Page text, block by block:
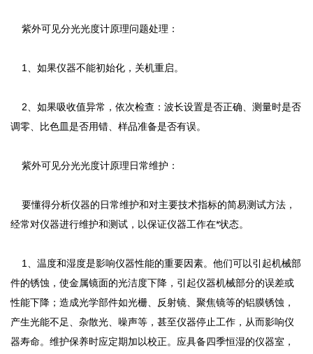
紫外可见分光光度计原理问题处理：
1、如果仪器不能初始化，关机重启。
2、如果吸收值异常，依次检查：波长设置是否正确、测量时是否
调零、比色皿是否用错、样品准备是否有误。
紫外可见分光光度计原理日常维护：
要懂得分析仪器的日常维护和对主要技术指标的简易测试方法，
经常对仪器进行维护和测试，以保证仪器工作在*状态。
1、温度和湿度是影响仪器性能的重要因素。他们可以引起机械部
件的锈蚀，使金属镜面的光洁度下降，引起仪器机械部分的误差或
性能下降；造成光学部件如光栅、反射镜、聚焦镜等的铝膜锈蚀，
产生光能不足、杂散光、噪声等，甚至仪器停止工作，从而影响仪
器寿命。维护保养时应定期加以校正。应具备四季恒湿的仪器室，